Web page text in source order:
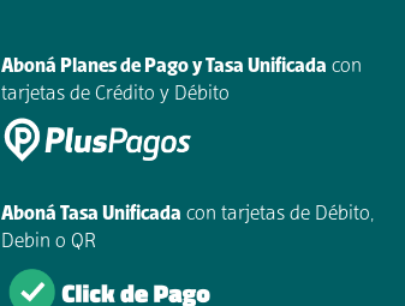
Aboná Planes de Pago y Tasa Unificada con
tarjetas de Crédito y Débito
Aboná Tasa Unificada con tarjetas de Débito,
Debin o QR